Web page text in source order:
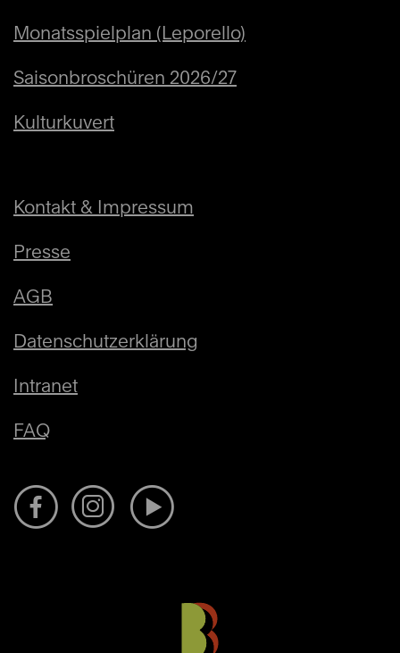
Monatsspielplan (Leporello)
Saisonbroschüren 2026/27
Kulturkuvert
Kontakt & Impressum
Presse
AGB
Datenschutzerklärung
Intranet
FAQ